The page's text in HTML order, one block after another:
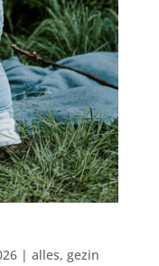
| alles, gezin